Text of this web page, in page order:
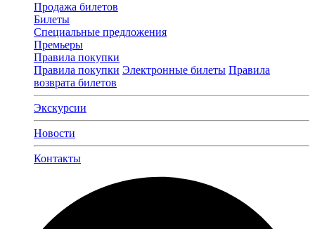
Продажа билетов
Билеты
Специальные предложения
Премьеры
Правила покупки
Правила покупки Электронные билеты Правила
возврата билетов
Экскурсии
Новости
Контакты